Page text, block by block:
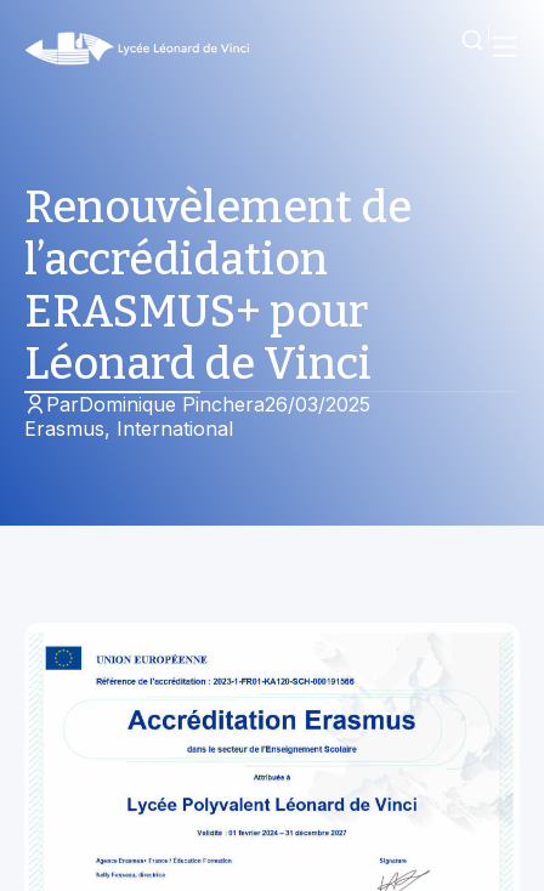
Renouvèlement de
l’accrédidation
ERASMUS+ pour
Léonard de Vinci
ParDominique Pinchera26/03/2025
Erasmus, International